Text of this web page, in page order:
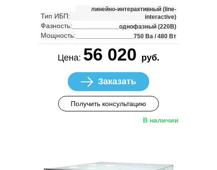
Тип ИБП:
линейно-интерактивный (line-
interactive)
Фазность: однофазный (220В)
Мощность: 750 Ва / 480 Вт
Цена: 56 020 руб.
Заказать
Получить консультацию
В наличии